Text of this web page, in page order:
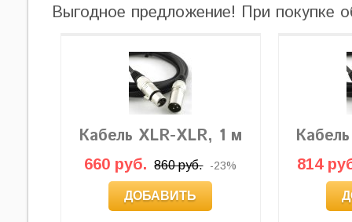
Выгодное предложение! При покупке
Кабель XLR-XLR, 1 м
660 руб. 860 руб. -23%
ДОБАВИТЬ
814